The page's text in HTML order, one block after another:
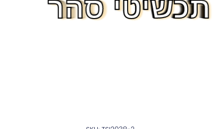
תכשיטי סהר
תכשיטי סהר
תכשיטי סהר
תכשיטי סהר
תכשיטי סהר
תכשיטי סהר
תכשיטי סהר
תכשיטי סהר
תכשיטי סהר
תכשיטי סהר
תכשיטי סהר
תכשיטי סהר
תכשיטי סהר